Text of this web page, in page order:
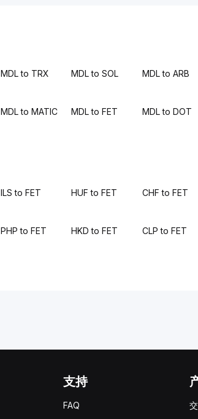
MDL to TRX MDL to SOL MDL to ARB
MDL to MATIC MDL to FET MDL to DOT
ILS to FET HUF to FET CHF to FET
PHP to FET HKD to FET CLP to FET
支持
FAQ